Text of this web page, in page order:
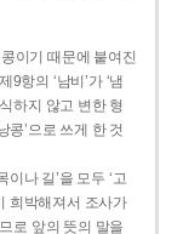
이기 때문에 붙여진
9항의 ‘남비’가 ‘냄
하지 않고 변한 형
콩’으로 쓰게 한 것
나 길’을 모두 ‘고
희박해져서 조사가
로 앞의 뜻의 말을